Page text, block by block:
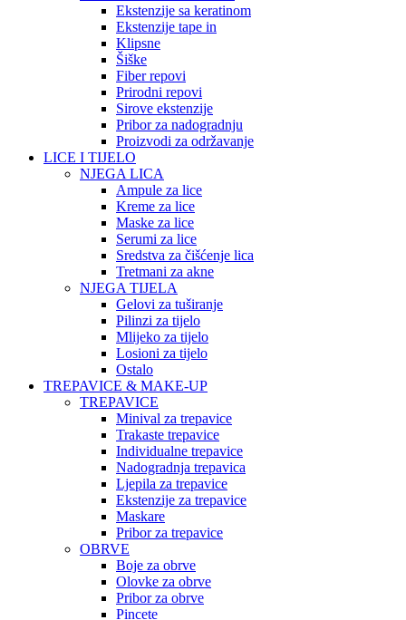
Ekstenzije sa keratinom
Ekstenzije tape in
Klipsne
Šiške
Fiber repovi
Prirodni repovi
Sirove ekstenzije
Pribor za nadogradnju
Proizvodi za održavanje
LICE I TIJELO
NJEGA LICA
Ampule za lice
Kreme za lice
Maske za lice
Serumi za lice
Sredstva za čišćenje lica
Tretmani za akne
NJEGA TIJELA
Gelovi za tuširanje
Pilinzi za tijelo
Mlijeko za tijelo
Losioni za tijelo
Ostalo
TREPAVICE & MAKE-UP
TREPAVICE
Minival za trepavice
Trakaste trepavice
Individualne trepavice
Nadogradnja trepavica
Ljepila za trepavice
Ekstenzije za trepavice
Maskare
Pribor za trepavice
OBRVE
Boje za obrve
Olovke za obrve
Pribor za obrve
Pincete